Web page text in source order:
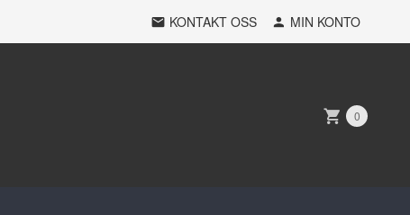
KONTAKT OSS MIN KONTO
0